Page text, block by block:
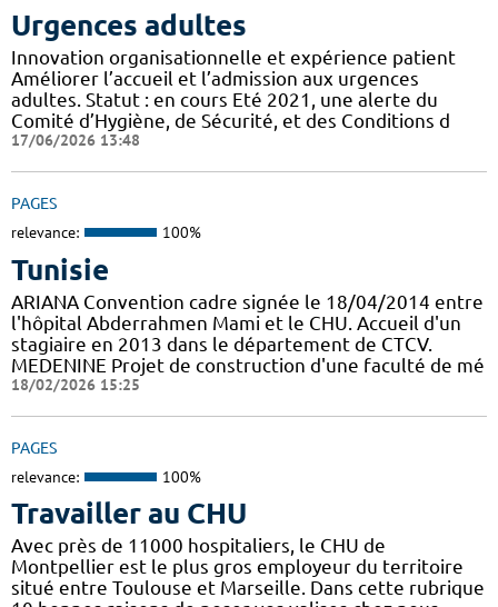
Urgences adultes
Innovation organisationnelle et expérience patient
Améliorer l’accueil et l’admission aux urgences
adultes. Statut : en cours Eté 2021, une alerte du
Comité d’Hygiène, de Sécurité, et des Conditions d
17/06/2026 13:48
PAGES
relevance: 100%
Tunisie
ARIANA Convention cadre signée le 18/04/2014 entre
l'hôpital Abderrahmen Mami et le CHU. Accueil d'un
stagiaire en 2013 dans le département de CTCV.
MEDENINE Projet de construction d'une faculté de mé
18/02/2026 15:25
PAGES
relevance: 100%
Travailler au CHU
Avec près de 11000 hospitaliers, le CHU de
Montpellier est le plus gros employeur du territoire
situé entre Toulouse et Marseille. Dans cette rubrique